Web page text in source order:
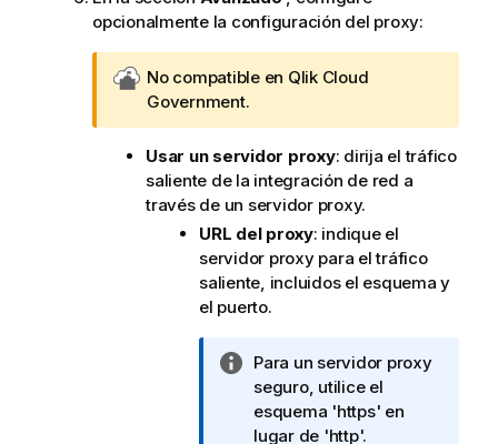
opcionalmente la configuración del proxy:
G
o
v
n
o
t
No compatible en Qlik Cloud
Government.
Usar un servidor proxy: dirija el tráfico
saliente de la integración de red a
través de un servidor proxy.
URL del proxy: indique el
servidor proxy para el tráfico
saliente, incluidos el esquema y
el puerto.
N
o
t
a
Para un servidor proxy
seguro, utilice el
esquema 'https' en
lugar de 'http'.